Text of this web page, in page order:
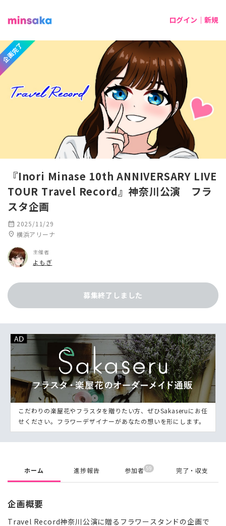
ログイン｜新規
企画完了
『Inori Minase 10th ANNIVERSARY LIVE
TOUR Travel Record』神奈川公演 フラ
スタ企画
calendar_month 2025/11/29
location_on 横浜アリーナ
主催者
よもぎ
募集終了しました
こだわりの楽屋花やフラスタを贈りたい方、ぜひSakaseruにお任
せください。フラワーデザイナーがあなたの想いを形にします。
ホーム 進捗報告 参加者 59 完了・収支
企画概要
Travel Record神奈川公演に贈るフラワースタンドの企画で